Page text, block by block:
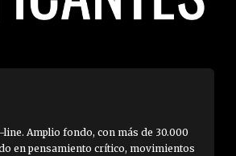
Amplio fondo, con más de 30.000
en pensamiento crítico, movimientos